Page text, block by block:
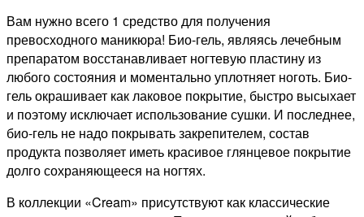
Вам нужно всего 1 средство для получения
превосходного маникюра! Био-гель, являясь лечебным
препаратом восстанавливает ногтевую пластину из
любого состояния и моментально уплотняет ноготь. Био-
гель окрашивает как лаковое покрытие, быстро высыхает
и поэтому исключает использование сушки. И последнее,
био-гель не надо покрывать закрепителем, состав
продукта позволяет иметь красивое глянцевое покрытие
долго сохраняющееся на ногтях.
В коллекции «Cream» присутствуют как классические